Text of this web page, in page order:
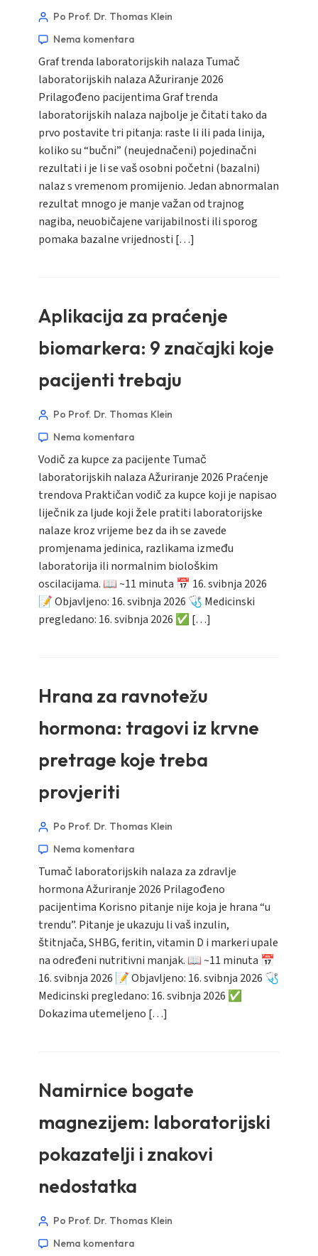
Po Prof. Dr. Thomas Klein
Nema komentara
Graf trenda laboratorijskih nalaza Tumač
laboratorijskih nalaza Ažuriranje 2026
Prilagođeno pacijentima Graf trenda
laboratorijskih nalaza najbolje je čitati tako da
prvo postavite tri pitanja: raste li ili pada linija,
koliko su “bučni” (neujednačeni) pojedinačni
rezultati i je li se vaš osobni početni (bazalni)
nalaz s vremenom promijenio. Jedan abnormalan
rezultat mnogo je manje važan od trajnog
nagiba, neuobičajene varijabilnosti ili sporog
pomaka bazalne vrijednosti […]
Aplikacija za praćenje
biomarkera: 9 značajki koje
pacijenti trebaju
Po Prof. Dr. Thomas Klein
Nema komentara
Vodič za kupce za pacijente Tumač
laboratorijskih nalaza Ažuriranje 2026 Praćenje
trendova Praktičan vodič za kupce koji je napisao
liječnik za ljude koji žele pratiti laboratorijske
nalaze kroz vrijeme bez da ih se zavede
promjenama jedinica, razlikama između
laboratorija ili normalnim biološkim
oscilacijama. 📖 ~11 minuta 📅 16. svibnja 2026
📝 Objavljeno: 16. svibnja 2026 🩺 Medicinski
pregledano: 16. svibnja 2026 ✅ […]
Hrana za ravnotežu
hormona: tragovi iz krvne
pretrage koje treba
provjeriti
Po Prof. Dr. Thomas Klein
Nema komentara
Tumač laboratorijskih nalaza za zdravlje
hormona Ažuriranje 2026 Prilagođeno
pacijentima Korisno pitanje nije koja je hrana “u
trendu”. Pitanje je ukazuju li vaš inzulin,
štitnjača, SHBG, feritin, vitamin D i markeri upale
na određeni nutritivni manjak. 📖 ~11 minuta 📅
16. svibnja 2026 📝 Objavljeno: 16. svibnja 2026 🩺
Medicinski pregledano: 16. svibnja 2026 ✅
Dokazima utemeljeno […]
Namirnice bogate
magnezijem: laboratorijski
pokazatelji i znakovi
nedostatka
Po Prof. Dr. Thomas Klein
Nema komentara